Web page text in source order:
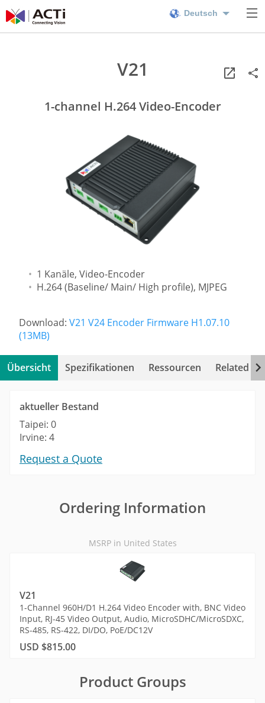
Deutsch
V21
1-channel H.264 Video-Encoder
1 Kanäle, Video-Encoder
H.264 (Baseline/ Main/ High profile), MJPEG
Download: V21 V24 Encoder Firmware H1.07.10
(13MB)
Übersicht Spezifikationen Ressourcen Related
aktueller Bestand
Taipei: 0
Irvine: 4
Request a Quote
Ordering Information
MSRP in United States
V21
1-Channel 960H/D1 H.264 Video Encoder with, BNC Video
Input, RJ-45 Video Output, Audio, MicroSDHC/MicroSDXC,
RS-485, RS-422, DI/DO, PoE/DC12V
USD $815.00
Product Groups